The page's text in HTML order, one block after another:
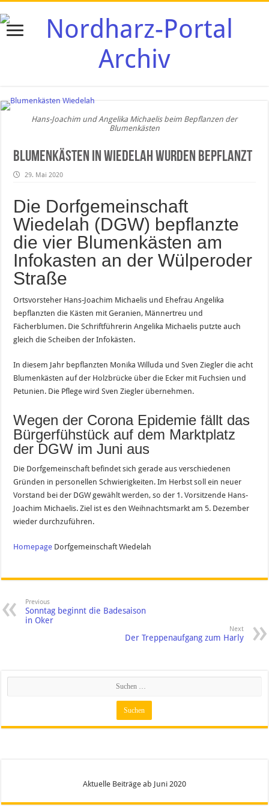
Hans-Joachim und Angelika Michaelis beim Bepflanzen der
Blumenkästen
Blumenkästen in Wiedelah wurden bepflanzt
29. Mai 2020
Die Dorfgemeinschaft
Wiedelah (DGW) bepflanzte
die vier Blumenkästen am
Infokasten an der Wülperoder
Straße
Ortsvorsteher Hans-Joachim Michaelis und Ehefrau Angelika
bepflanzten die Kästen mit Geranien, Männertreu und
Fächerblumen. Die Schriftführerin Angelika Michaelis putzte auch
gleich die Scheiben der Infokästen.
In diesem Jahr bepflanzten Monika Willuda und Sven Ziegler die acht
Blumenkästen auf der Holzbrücke über die Ecker mit Fuchsien und
Petunien. Die Pflege wird Sven Ziegler übernehmen.
Wegen der Corona Epidemie fällt das
Bürgerfühstück auf dem Marktplatz
der DGW im Juni aus
Die Dorfgemeinschaft befindet sich gerade aus verschiedenen
Gründen in personellen Schwierigkeiten. Im Herbst soll ein neuer
Vorstand bei der DGW gewählt werden, so der 1. Vorsitzende Hans-
Joachim Michaelis. Ziel ist es den Weihnachtsmarkt am 5. Dezember
wieder durchzuführen.
Homepage Dorfgemeinschaft Wiedelah
Previous
Sonntag beginnt die Badesaison
in Oker
Next
Der Treppenaufgang zum Harly
Aktuelle Beiträge ab Juni 2020